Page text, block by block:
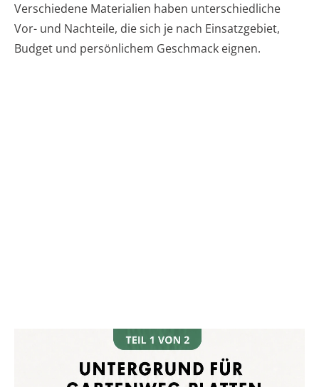
Verschiedene Materialien haben unterschiedliche
Vor- und Nachteile, die sich je nach Einsatzgebiet,
Budget und persönlichem Geschmack eignen.